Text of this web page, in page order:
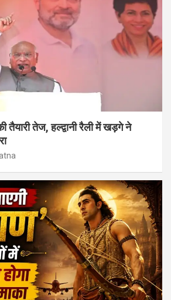
तैयारी तेज, हल्द्वानी रैली में खड़गे ने